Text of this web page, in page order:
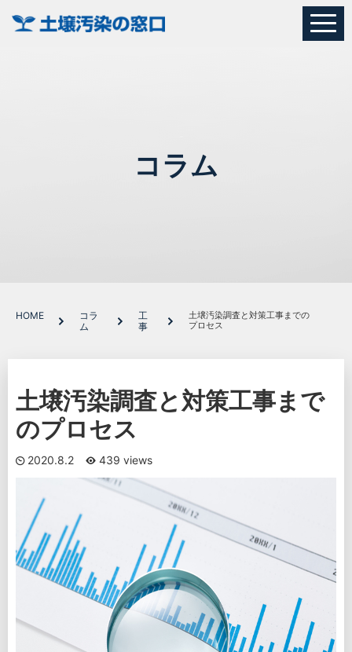
コラム
HOME コラ
ム
工
事
土壌汚染調査と対策工事までの
プロセス
土壌汚染調査と対策工事まで
のプロセス
2020.8.2 439 views